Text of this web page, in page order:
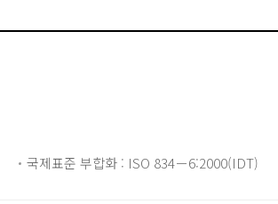
국제표준 부합화 : ISO 834－6:2000(IDT)